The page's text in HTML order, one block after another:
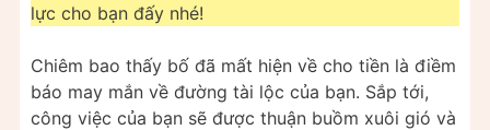
lực cho bạn đấy nhé!
Chiêm bao thấy bố đã mất hiện về cho tiền là điềm
báo may mắn về đường tài lộc của bạn. Sắp tới,
công việc của bạn sẽ được thuận buồm xuôi gió và